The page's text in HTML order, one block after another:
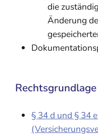
die
Änderung
Rechtsgrundlage
§ 34 d und § 34